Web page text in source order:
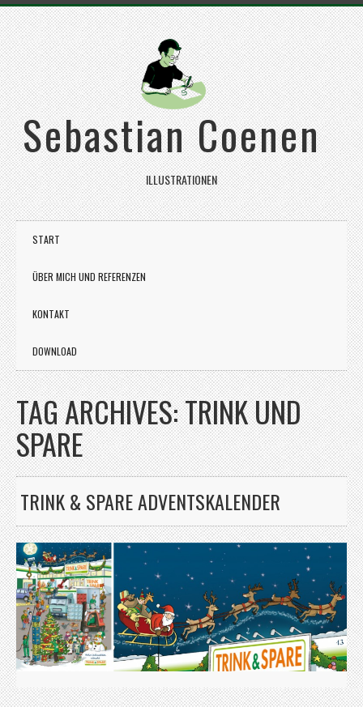
Sebastian Coenen
ILLUSTRATIONEN
START
ÜBER MICH UND REFERENZEN
KONTAKT
DOWNLOAD
TAG ARCHIVES:TRINK UND
SPARE
TRINK & SPARE ADVENTSKALENDER